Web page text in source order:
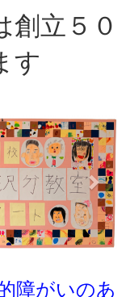
創立５０
す
e
x
t
障がいのあ